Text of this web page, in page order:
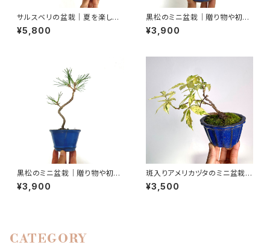
サルスベリの盆栽｜夏を楽しむ
一点物｜高さ約20cm
¥5,800
黒松のミニ盆栽｜贈り物や初心
者さん向け｜高さ約19cm
¥3,900
黒松のミニ盆栽｜贈り物や初心
者さん向け｜高さ約25cm
¥3,900
斑入りアメリカヅタのミニ盆栽｜
高さ 約15cm
¥3,500
CATEGORY